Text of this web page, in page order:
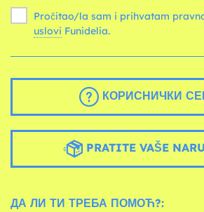
Pročitao/la sam i prihvatam
uslovi Funidelia.
КОРИСНИЧКИ
PRATITE VAŠE
ДА ЛИ ТИ ТРЕБА ПОМОЋ?: